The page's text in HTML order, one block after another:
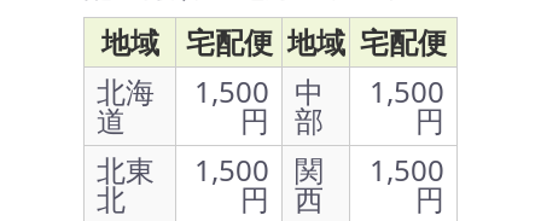
地域
宅配便 地域 宅配便
北海
道
1,500
円
中
部
1,500
円
北東
北
1,500
円
関
西
1,500
円